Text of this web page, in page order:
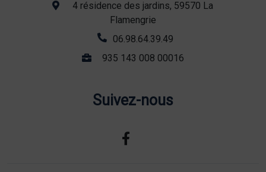
4 résidence des jardins, 59570 La
Flamengrie
06.98.64.39.49
935 143 008 00016
Suivez-nous